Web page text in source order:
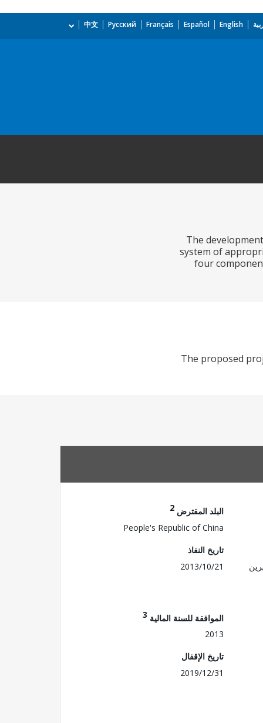
English
Español
Français
Русский
中文
The
system of
four
The proposed
البلد المقترض 2
People's Republic of China
تاريخ النفاذ
2013/10/21
الموافقة للسنة المالية 3
2013
تاريخ الإقفال
2019/12/31